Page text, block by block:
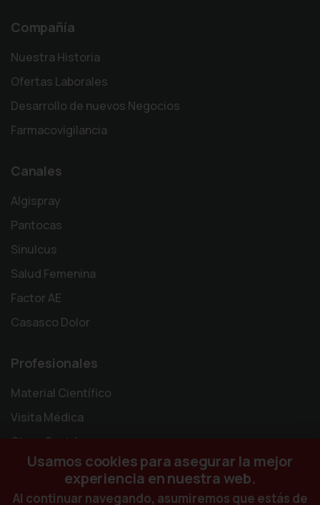
Compañía
Nuestra Historia
Ofertas Laborales
Desarrollo de nuevos Negocios
Farmacovigilancia
Canales
Algispray
Pantocas
Sinulcus
Salud Femenina
Factor AE
Casasco Dolor
Profesionales
Material Científico
Visita Médica
Obras Sociales
Usamos cookies para asegurar la mejor
experiencia en nuestra web.
Al continuar navegando, asumiremos que estás de